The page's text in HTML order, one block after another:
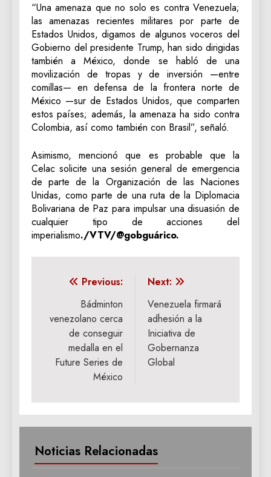
“Una amenaza que no solo es contra Venezuela;
las amenazas recientes militares por parte de
Estados Unidos, digamos de algunos voceros del
Gobierno del presidente Trump, han sido dirigidas
también a México, donde se habló de una
movilización de tropas y de inversión —entre
comillas— en defensa de la frontera norte de
México —sur de Estados Unidos, que comparten
estos países; además, la amenaza ha sido contra
Colombia, así como también con Brasil”, señaló.
Asimismo, mencionó que es probable que la
Celac solicite una sesión general de emergencia
de parte de la Organización de las Naciones
Unidas, como parte de una ruta de la Diplomacia
Bolivariana de Paz para impulsar una disuasión de
cualquier tipo de acciones del
imperialismo./VTV/@gobguárico.
Navegación
entradas
Previous:
Bádminton
venezolano cerca
de conseguir
medalla en el
Future Series de
México
Next:
Venezuela firmará
adhesión a la
Iniciativa de
Gobernanza
Global
Noticias Relacionadas